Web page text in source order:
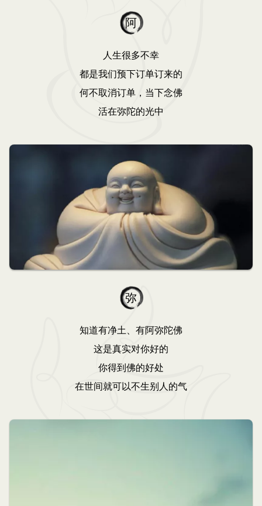
阿
人生很多不幸
都是我们预下订单订来的
何不取消订单，当下念佛
活在弥陀的光中
弥
知道有净土、有阿弥陀佛
这是真实对你好的
你得到佛的好处
在世间就可以不生别人的气